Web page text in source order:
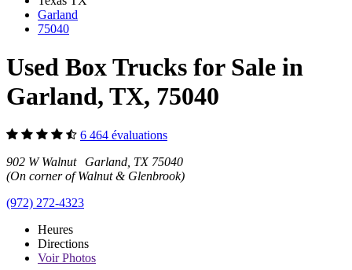
Garland
75040
Used Box Trucks for Sale in
Garland, TX, 75040
6 464 évaluations
902 W Walnut Garland, TX 75040
(On corner of Walnut & Glenbrook)
(972) 272-4323
Heures
Directions
VoirPhotos